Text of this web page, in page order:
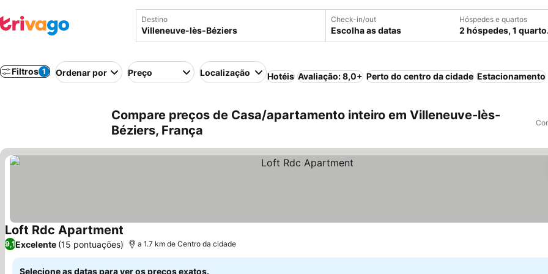
Destino Check-in/out
Escolha as datas
Hóspedes e quartos
2 hóspedes, 1 quarto.
Filtros 1 Ordenar por Preço Localização Hotéis Avaliação: 8,0+ Perto do centro da cidade Estacionamento
Compare preços de Casa/apartamento inteiro em Villeneuve-lès-
Béziers, França
Loft Rdc Apartment Ver preços
9,1Excelente (15 pontuações) a 1.7 km de Centro da cidade
Selecione as datas para ver os preços exatos.